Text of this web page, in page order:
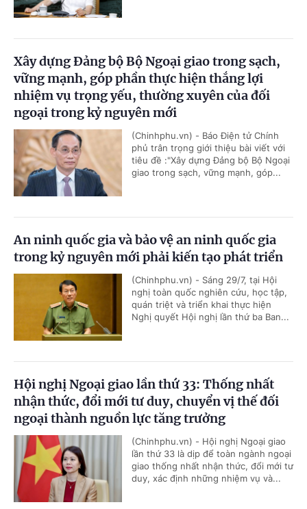
Xây dựng Đảng bộ Bộ Ngoại giao trong sạch,
vững mạnh, góp phần thực hiện thắng lợi
nhiệm vụ trọng yếu, thường xuyên của đối
ngoại trong kỷ nguyên mới
(Chinhphu.vn) - Báo Điện tử Chính
phủ trân trọng giới thiệu bài viết với
tiêu đề :"Xây dựng Đảng bộ Bộ Ngoại
giao trong sạch, vững mạnh, góp...
An ninh quốc gia và bảo vệ an ninh quốc gia
trong kỷ nguyên mới phải kiến tạo phát triển
(Chinhphu.vn) - Sáng 29/7, tại Hội
nghị toàn quốc nghiên cứu, học tập,
quán triệt và triển khai thực hiện
Nghị quyết Hội nghị lần thứ ba Ban...
Hội nghị Ngoại giao lần thứ 33: Thống nhất
nhận thức, đổi mới tư duy, chuyển vị thế đối
ngoại thành nguồn lực tăng trưởng
(Chinhphu.vn) - Hội nghị Ngoại giao
lần thứ 33 là dịp để toàn ngành ngoại
giao thống nhất nhận thức, đổi mới tư
duy, xác định những nhiệm vụ và...